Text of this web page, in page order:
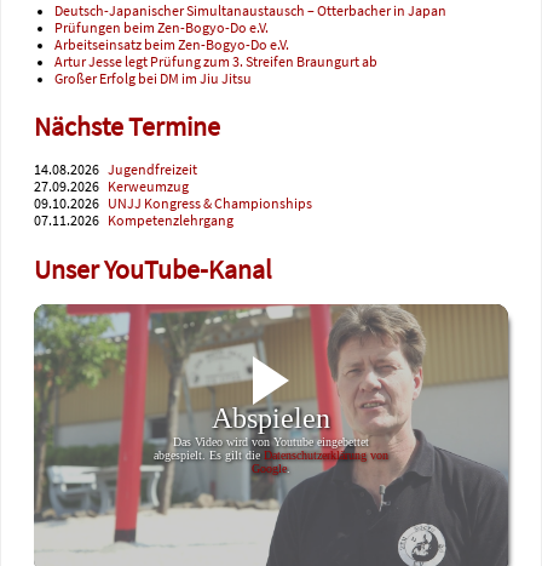
Deutsch-Japanischer Simultanaustausch – Otterbacher in Japan
Prüfungen beim Zen-Bogyo-Do e.V.
Arbeitseinsatz beim Zen-Bogyo-Do e.V.
Artur Jesse legt Prüfung zum 3. Streifen Braungurt ab
Großer Erfolg bei DM im Jiu Jitsu
Nächste Termine
14.08.2026 Jugendfreizeit
27.09.2026 Kerweumzug
09.10.2026 UNJJ Kongress & Championships
07.11.2026 Kompetenzlehrgang
Unser YouTube-Kanal